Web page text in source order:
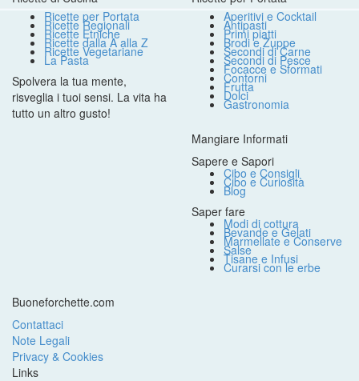
Ricette per Portata
Ricette Regionali
Ricette Etniche
Ricette dalla A alla Z
Ricette Vegetariane
La Pasta
Spolvera la tua mente,
risveglia i tuoi sensi. La vita ha
tutto un altro gusto!
Aperitivi e Cocktail
Antipasti
Primi piatti
Brodi e Zuppe
Secondi di Carne
Secondi di Pesce
Focacce e Sformati
Contorni
Frutta
Dolci
Gastronomia
Mangiare Informati
Sapere e Sapori
Cibo e Consigli
Cibo e Curiosità
Blog
Saper fare
Modi di cottura
Bevande e Gelati
Marmellate e Conserve
Salse
Tisane e Infusi
Curarsi con le erbe
Buoneforchette.com
Contattaci
Note Legali
Privacy & Cookies
Links